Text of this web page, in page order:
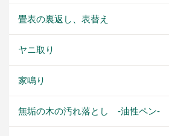
畳表の裏返し、表替え
ヤニ取り
家鳴り
無垢の木の汚れ落とし -油性ペン-